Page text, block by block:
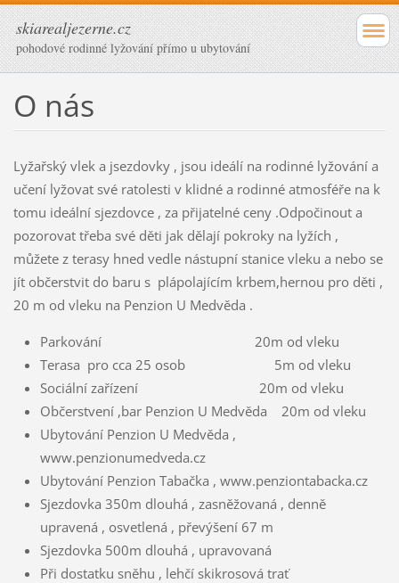
skiarealjezerne.cz
pohodové rodinné lyžování přímo u ubytování
O nás
Lyžařský vlek a jsezdovky , jsou ideálí na rodinné lyžování a
učení lyžovat své ratolesti v klidné a rodinné atmosféře na k
tomu ideální sjezdovce , za přijatelné ceny .Odpočinout a
pozorovat třeba své děti jak dělají pokroky na lyžích ,
můžete z terasy hned vedle nástupní stanice vleku a nebo se
jít občerstvit do baru s plápolajícím krbem,hernou pro děti ,
20 m od vleku na Penzion U Medvěda .
Parkování 20m od vleku
Terasa pro cca 25 osob 5m od vleku
Sociální zařízení 20m od vleku
Občerstvení ,bar Penzion U Medvěda 20m od vleku
Ubytování Penzion U Medvěda ,
www.penzionumedveda.cz
Ubytování Penzion Tabačka , www.penziontabacka.cz
Sjezdovka 350m dlouhá , zasněžovaná , denně
upravená , osvetlená , převýšení 67 m
Sjezdovka 500m dlouhá , upravovaná
Při dostatku sněhu , lehčí skikrosová trať